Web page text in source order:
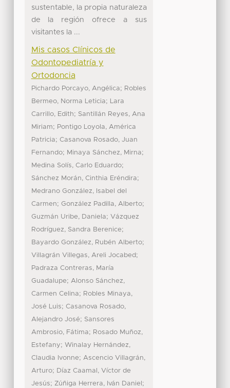
sustentable, la propia naturaleza
de la región ofrece a sus
visitantes la ...
Mis casos Clínicos de
Odontopediatría y
Ortodoncia
Pichardo Porcayo, Angélica; Robles
Bermeo, Norma Leticia; Lara
Carrillo, Edith; Santillán Reyes, Ana
Miriam; Pontigo Loyola, América
Patricia; Casanova Rosado, Juan
Fernando; Minaya Sánchez, Mirna;
Medina Solís, Carlo Eduardo;
Sánchez Morán, Cinthia Eréndira;
Medrano González, Isabel del
Carmen; González Padilla, Alberto;
Guzmán Uribe, Daniela; Vázquez
Rodríguez, Sandra Berenice;
Bayardo González, Rubén Alberto;
Villagrán Villegas, Areli Jocabed;
Padraza Contreras, María
Guadalupe; Alonso Sánchez,
Carmen Celina; Robles Minaya,
José Luis; Casanova Rosado,
Alejandro José; Sansores
Ambrosio, Fátima; Rosado Muñoz,
Estefany; Winalay Hernández,
Claudia Ivonne; Ascencio Villagrán,
Arturo; Díaz Caamal, Víctor de
Jesús; Zúñiga Herrera, Iván Daniel ;